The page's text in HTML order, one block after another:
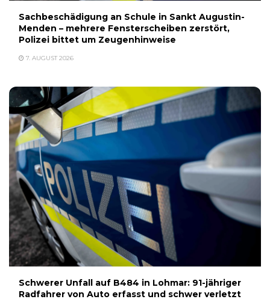
Sachbeschädigung an Schule in Sankt Augustin-
Menden – mehrere Fensterscheiben zerstört,
Polizei bittet um Zeugenhinweise
7. AUGUST 2026
Schwerer Unfall auf B484 in Lohmar: 91-jähriger
Radfahrer von Auto erfasst und schwer verletzt